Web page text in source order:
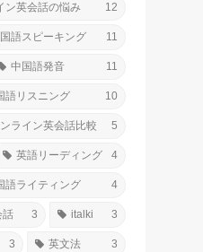
ン英会話の悩み 12
語スピーキング 11
中国語発音 11
語リスニング 10
ライン英会話比較 5
英語リーディング 4
語ライティング 4
話 3 italki 3
3 英文法 3